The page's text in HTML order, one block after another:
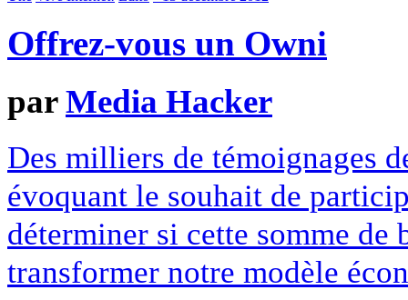
Offrez-vous un Owni
parMedia Hacker
Des milliers de témoignages
évoquant le souhait de
déterminer si cette somme
transformer notre modèle